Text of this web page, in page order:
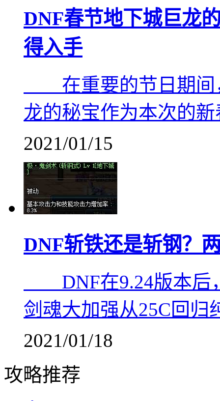
DNF春节地下城巨龙
得入手
在重要的节日期间
龙的秘宝作为本次的
2021/01/15
DNF斩铁还是斩钢？
DNF在9.24版本后
剑魂大加强从25C回
2021/01/18
攻略推荐